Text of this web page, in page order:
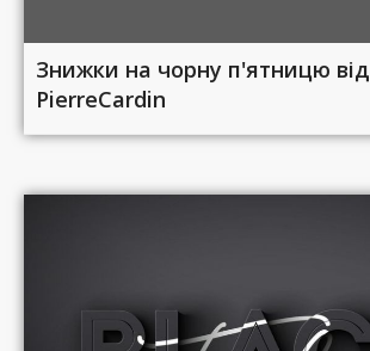
Знижки на чорну п'ятницю від
PierreCardin